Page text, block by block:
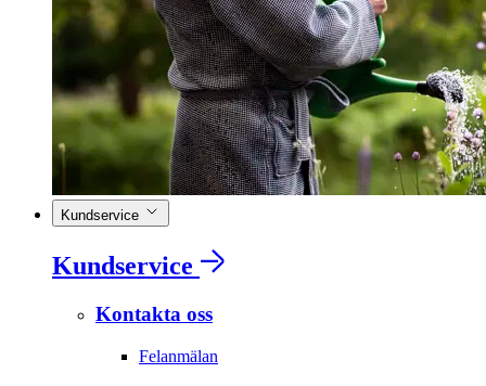
Kundservice
Kundservice
Kontakta oss
Felanmälan